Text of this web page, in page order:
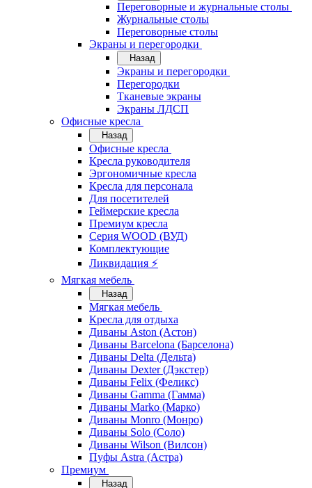
Переговорные и журнальные столы
Журнальные столы
Переговорные столы
Экраны и перегородки
Назад
Экраны и перегородки
Перегородки
Тканевые экраны
Экраны ЛДСП
Офисные кресла
Назад
Офисные кресла
Кресла руководителя
Эргономичные кресла
Кресла для персонала
Для посетителей
Геймерские кресла
Премиум кресла
Серия WOOD (ВУД)
Комплектующие
Ликвидация ⚡
Мягкая мебель
Назад
Мягкая мебель
Кресла для отдыха
Диваны Aston (Астон)
Диваны Barcelona (Барселона)
Диваны Delta (Дельта)
Диваны Dexter (Дэкстер)
Диваны Felix (Феликс)
Диваны Gamma (Гамма)
Диваны Marko (Марко)
Диваны Monro (Монро)
Диваны Solo (Соло)
Диваны Wilson (Вилсон)
Пуфы Astra (Астра)
Премиум
Назад